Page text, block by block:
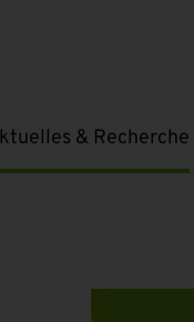
& Recherche
öffnen